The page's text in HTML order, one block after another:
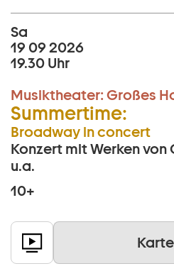
Sa
19 09 2026
19.30 Uhr
Musiktheater: Großes
Summertime:
Broadway in concert
Konzert mit Werken von
u.a.
10+